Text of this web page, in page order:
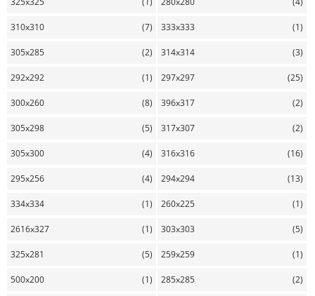
310x310 (7) 333x333 (1)
305x285 (2) 314x314 (3)
292x292 (1) 297x297 (25)
300x260 (8) 396x317 (2)
305x298 (5) 317x307 (2)
305x300 (4) 316x316 (16)
295x256 (4) 294x294 (13)
334x334 (1) 260x225 (1)
2616x327 (1) 303x303 (5)
325x281 (5) 259x259 (1)
500x200 (1) 285x285 (2)